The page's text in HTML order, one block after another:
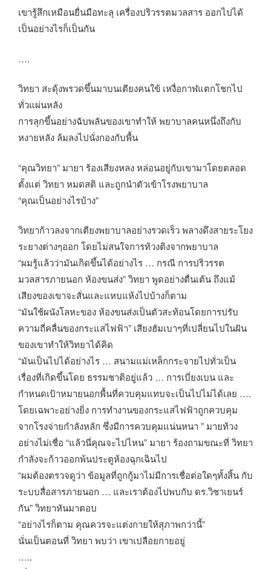
เขารู้สึกเหมือนยื่นมือทะลุ เครื่องปริวรรตมวลสาร ออกไปได้
เป็นอย่างไรก็เป็นกัน
….
วิทยา สะดุ้งพรวดขึ้นมาบนเตียงคนใข้ เหงื่อกาฬแตกโชกไป
ทั่วแผ่นหลัง
การลุกขึ้นอย่างฉับพลันของเขาทำให้ พยาบาลคนหนึ่งถึงกับ
หงายหลัง ล้มลงไปนั่งกองกับพื้น
“คุณวิทยา” มายา ร้องเสียงหลง หล่อนอยู่กับเขามาโดยตลอด
ตั้งแต่ วิทยา หมดสติ และถูกนำตัวเข้าโรงพยาบาล
“คุณเป็นอย่างไรบ้าง”
วิทยาก้าวลงจากเตียงพยาบาลอย่างรวดเร็ว พลางดึงสายระโยง
ระยางต่างๆออก โดยไม่สนใจการท้วงติงจากพยาบาล
“ผมรู้แล้วว่ามันเกิดขึ้นได้อย่างไร … กรณี การปริวรรต
มวลสารภายนอก ห้องขนส่ง” วิทยา พูดอย่างตื่นเต้น ถึงแม้
เสียงของเขาจะสั่นและแหบแห้งไปบ้างก็ตาม
“มันใช้ผนังโลหะของ ห้องขนส่งเป็นตัวสะท้อนโดยการปรับ
ความถี่คลื่นของกระแสไฟฟ้า” เสียงฮัมเบาๆที่เปลี่ยนไปในฝัน
ของเขาทำให้วิทยาได้คิด
“มันเป็นไปได้อย่างไร … สนามแม่เหล็กกระจายไปทั่วเป็น
เรื่องที่เกิดขึ้นโดย ธรรมชาติอยู่แล้ว … การเบี่ยงเบน และ
กำหนดเป้าหมายนอกพื้นที่ควบคุมแทบจะเป็นไปไม่ได้เลย ….
โดยเฉพาะอย่างยิ่ง การทำงานของกระแสไฟฟ้าถูกควบคุม
จากโรงจ่ายกำลังหลัก ซึ่งมีการควบคุมแน่นหนา ” มายท้วง
อย่างไม่เชื่อ “แล้วนี่คุณจะไปไหน” มายา ร้องถามขณะที่ วิทยา
กำลังจะก้าวออกพ้นประตูห้องฉุกเฉินไป
“ผมต้องตรวจดูว่า ข้อมูลที่ถูกกู้มาไม่มีการเชื่อต่อใดๆทั้งสิ้น กับ
ระบบสื่อสารภายนอก … และเราต้องไปพบกับ ดร.วิชาเยนร์
กัน” วิทยาหันมาตอบ
“อย่างไรก็ตาม คุณควรจะแต่งกายให้สุภาพกว่านี้”
นั่นเป็นตอนที่ วิทยา พบว่า เขาเปลือยกายอยู่
…..